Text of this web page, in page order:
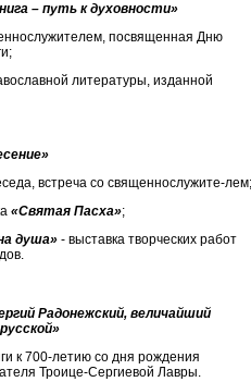
– путь к духовности»
посвященная Дню
литературы, изданной
встреча со священнослужите-лем;
«Святая Пасха»;
душа» - выставка творческих работ
Радонежский, величайший
к 700-летию со дня рождения
Троице-Сергиевой Лавры.